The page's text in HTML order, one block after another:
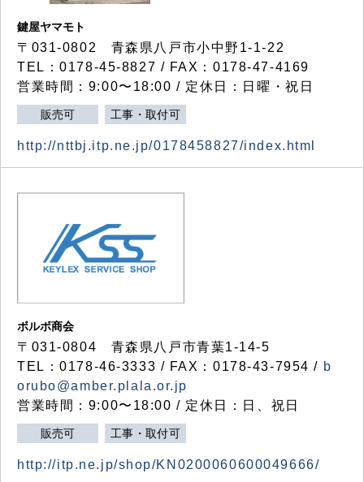
鍵屋ヤマモト
〒031-0802 青森県八戸市小中野1-1-22
TEL：0178-45-8827 / FAX：0178-47-4169
営業時間：9:00〜18:00 / 定休日：日曜・祝日
販売可 工事・取付可
http://nttbj.itp.ne.jp/0178458827/index.html
ボルボ商会
〒031-0804 青森県八戸市青葉1-14-5
TEL：0178-46-3333 / FAX：0178-43-7954 / b
orubo@amber.plala.or.jp
営業時間：9:00〜18:00 / 定休日：日、祝日
販売可 工事・取付可
http://itp.ne.jp/shop/KN0200060600049666/